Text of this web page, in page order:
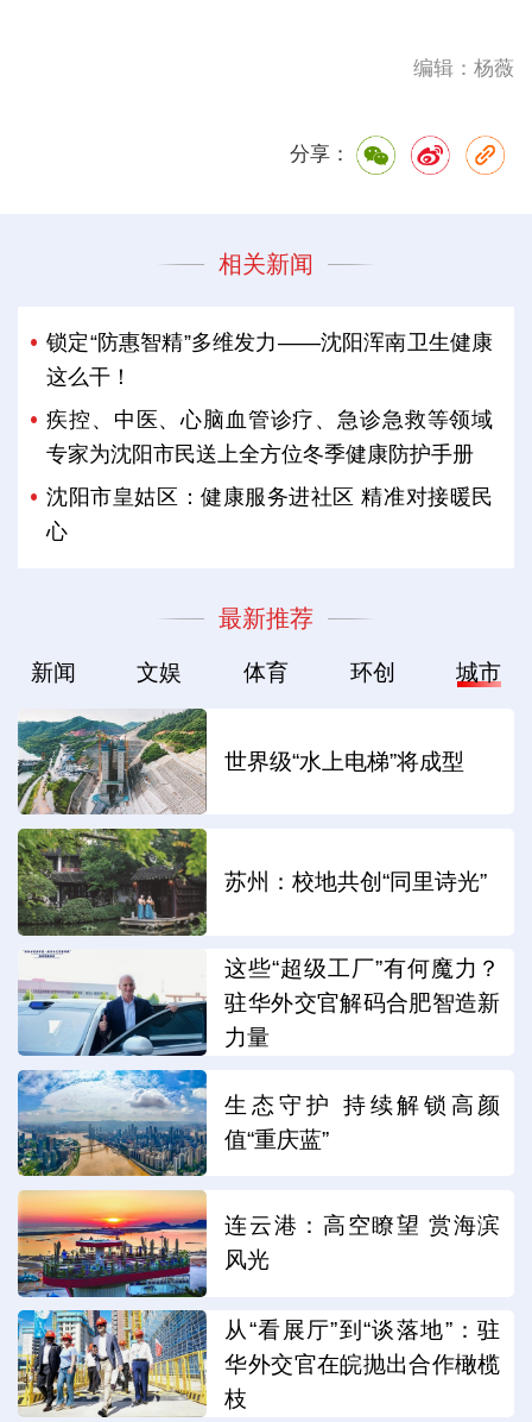
编辑：杨薇
分享：
相关新闻
锁定“防惠智精”多维发力——沈阳浑南卫生健康
这么干！
疾控、中医、心脑血管诊疗、急诊急救等领域
专家为沈阳市民送上全方位冬季健康防护手册
沈阳市皇姑区：健康服务进社区 精准对接暖民
心
最新推荐
新闻 文娱 体育 环创 城市
世界级“水上电梯”将成型
苏州：校地共创“同里诗光”
这些“超级工厂”有何魔力？
驻华外交官解码合肥智造新
力量
生态守护 持续解锁高颜
值“重庆蓝”
连云港：高空瞭望 赏海滨
风光
从“看展厅”到“谈落地”：驻
华外交官在皖抛出合作橄榄
枝